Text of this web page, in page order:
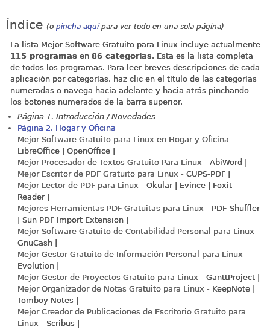
Índice (o pincha aquípara ver todo en una sola página)
La lista Mejor Software Gratuito para Linux incluye actualmente
115 programas en 86 categorías. Esta es la lista completa
de todos los programas. Para leer breves descripciones de cada
aplicación por categorías, haz clic en el título de las categorías
numeradas o navega hacia adelante y hacia atrás pinchando
los botones numerados de la barra superior.
Página 1. Introducción / Novedades
Página 2. Hogar y Oficina
Mejor Software Gratuito para Linux en Hogar y Oficina -
LibreOffice | OpenOffice |
Mejor Procesador de Textos Gratuito Para Linux - AbiWord |
Mejor Escritor de PDF Gratuito para Linux - CUPS-PDF |
Mejor Lector de PDF para Linux - Okular | Evince | Foxit
Reader |
Mejores Herramientas PDF Gratuitas para Linux - PDF-Shuffler
| Sun PDF Import Extension |
Mejor Software Gratuito de Contabilidad Personal para Linux -
GnuCash |
Mejor Gestor Gratuito de Información Personal para Linux -
Evolution |
Mejor Gestor de Proyectos Gratuito para Linux - GanttProject |
Mejor Organizador de Notas Gratuito para Linux - KeepNote |
Tomboy Notes |
Mejor Creador de Publicaciones de Escritorio Gratuito para
Linux - Scribus |